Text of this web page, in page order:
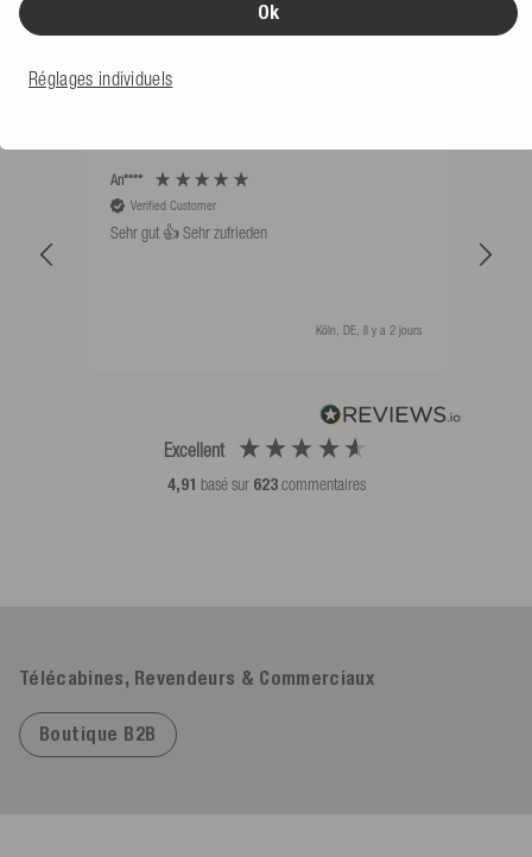
CE QUE DISENT NOS CLIENTS
Excellent
4,91 basé sur 623commentaires
An****
Verified Customer
Sehr gut 👍 Sehr zufrieden
Köln, DE, Il y a 2 jours
Télécabines, Revendeurs & Commerciaux
Boutique B2B
Ok
Réglages individuels